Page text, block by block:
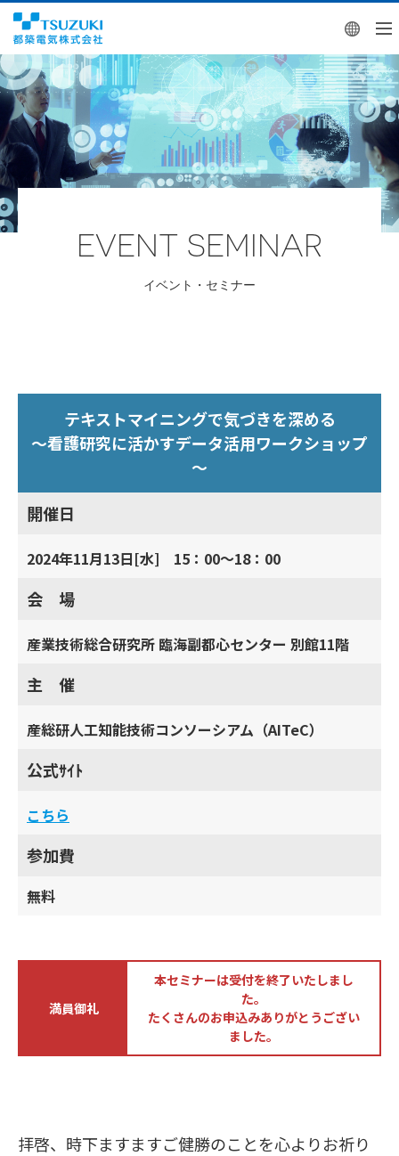
EVENT SEMINAR
イベント・セミナー
テキストマイニングで気づきを深める
～看護研究に活かすデータ活用ワークショップ
～
開催日
2024年11月13日[水] 15：00～18：00
会 場
産業技術総合研究所 臨海副都心センター 別館11階
主 催
産総研人工知能技術コンソーシアム（AITeC）
公式ｻｲﾄ
こち ら
参加費
無料
満員御礼
本セミナーは受付を終了いたしまし
た。
たくさんのお申込みありがとうござい
ました。
拝啓、時下ますますご健勝のことを心よりお祈り